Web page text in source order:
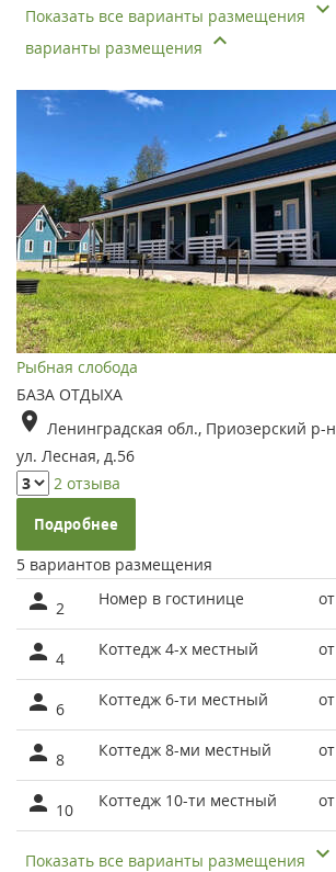
Показать все варианты размещения
варианты размещения
Рыбная слобода
БАЗА ОТДЫХА
Ленинградская обл., Приозерский р-
ул. Лесная, д.56
2 отзыва
Подробнее
5 вариантов размещения
2 Номер в гостинице от
4 Коттедж 4-х местный от
6 Коттедж 6-ти местный от
8 Коттедж 8-ми местный от
10 Коттедж 10-ти местный от
Показать все варианты размещения